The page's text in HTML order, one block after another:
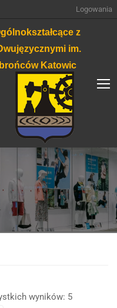
Logowania
z
im.
Katowic
wyników: 5